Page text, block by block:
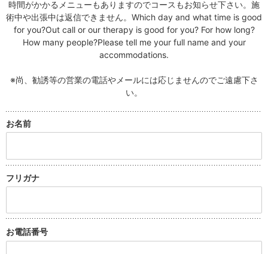
時間がかかるメニューもありますのでコースもお知らせ下さい。施
術中や出張中は返信できません。Which day and what time is good
for you?Out call or our therapy is good for you? For how long?
How many people?Please tell me your full name and your
accommodations.
※尚、勧誘等の営業の電話やメールには応じませんのでご遠慮下さ
い。
お名前
フリガナ
お電話番号